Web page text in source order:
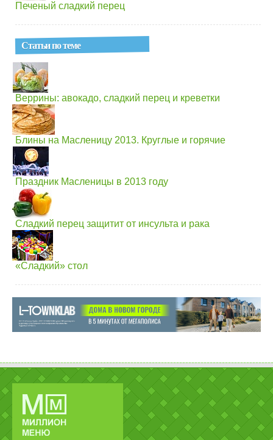
Печеный сладкий перец
Статьи по теме
Веррины: авокадо, сладкий перец и креветки
Блины на Масленицу 2013. Круглые и горячие
Праздник Масленицы в 2013 году
Сладкий перец защитит от инсульта и рака
«Сладкий» стол